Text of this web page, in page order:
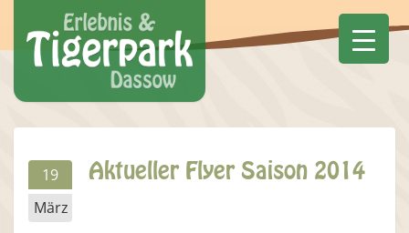
19
März
Aktueller Flyer Saison 2014